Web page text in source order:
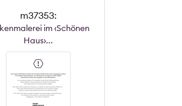
m37353:
im ‹Schönen
Haus›...